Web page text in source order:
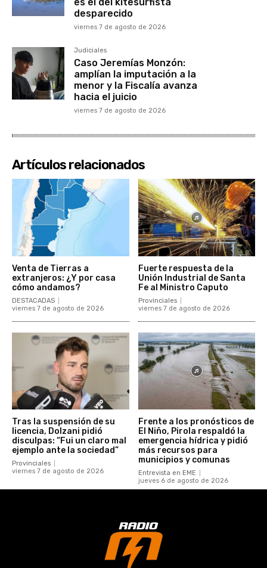
desparecido
viernes 7 de agosto de 2026
Judiciales
Caso Jeremías Monzón:
amplían la imputación a la
menor y la Fiscalía avanza
hacia el juicio
viernes 7 de agosto de 2026
Artículos relacionados
Venta de Tierras a
extranjeros: ¿Y por casa
cómo andamos?
DESTACADAS
viernes 7 de agosto de 2026
Fuerte respuesta de la
Unión Industrial de Santa
Fe al Ministro Caputo
Provinciales
viernes 7 de agosto de 2026
Tras la suspensión de su
licencia, Dolzani pidió
disculpas: “Fui un claro mal
ejemplo ante la sociedad”
Provinciales
viernes 7 de agosto de 2026
Frente a los pronósticos de
El Niño, Pirola respaldó la
emergencia hídrica y pidió
más recursos para
municipios y comunas
Entrevista en EME
jueves 6 de agosto de 2026